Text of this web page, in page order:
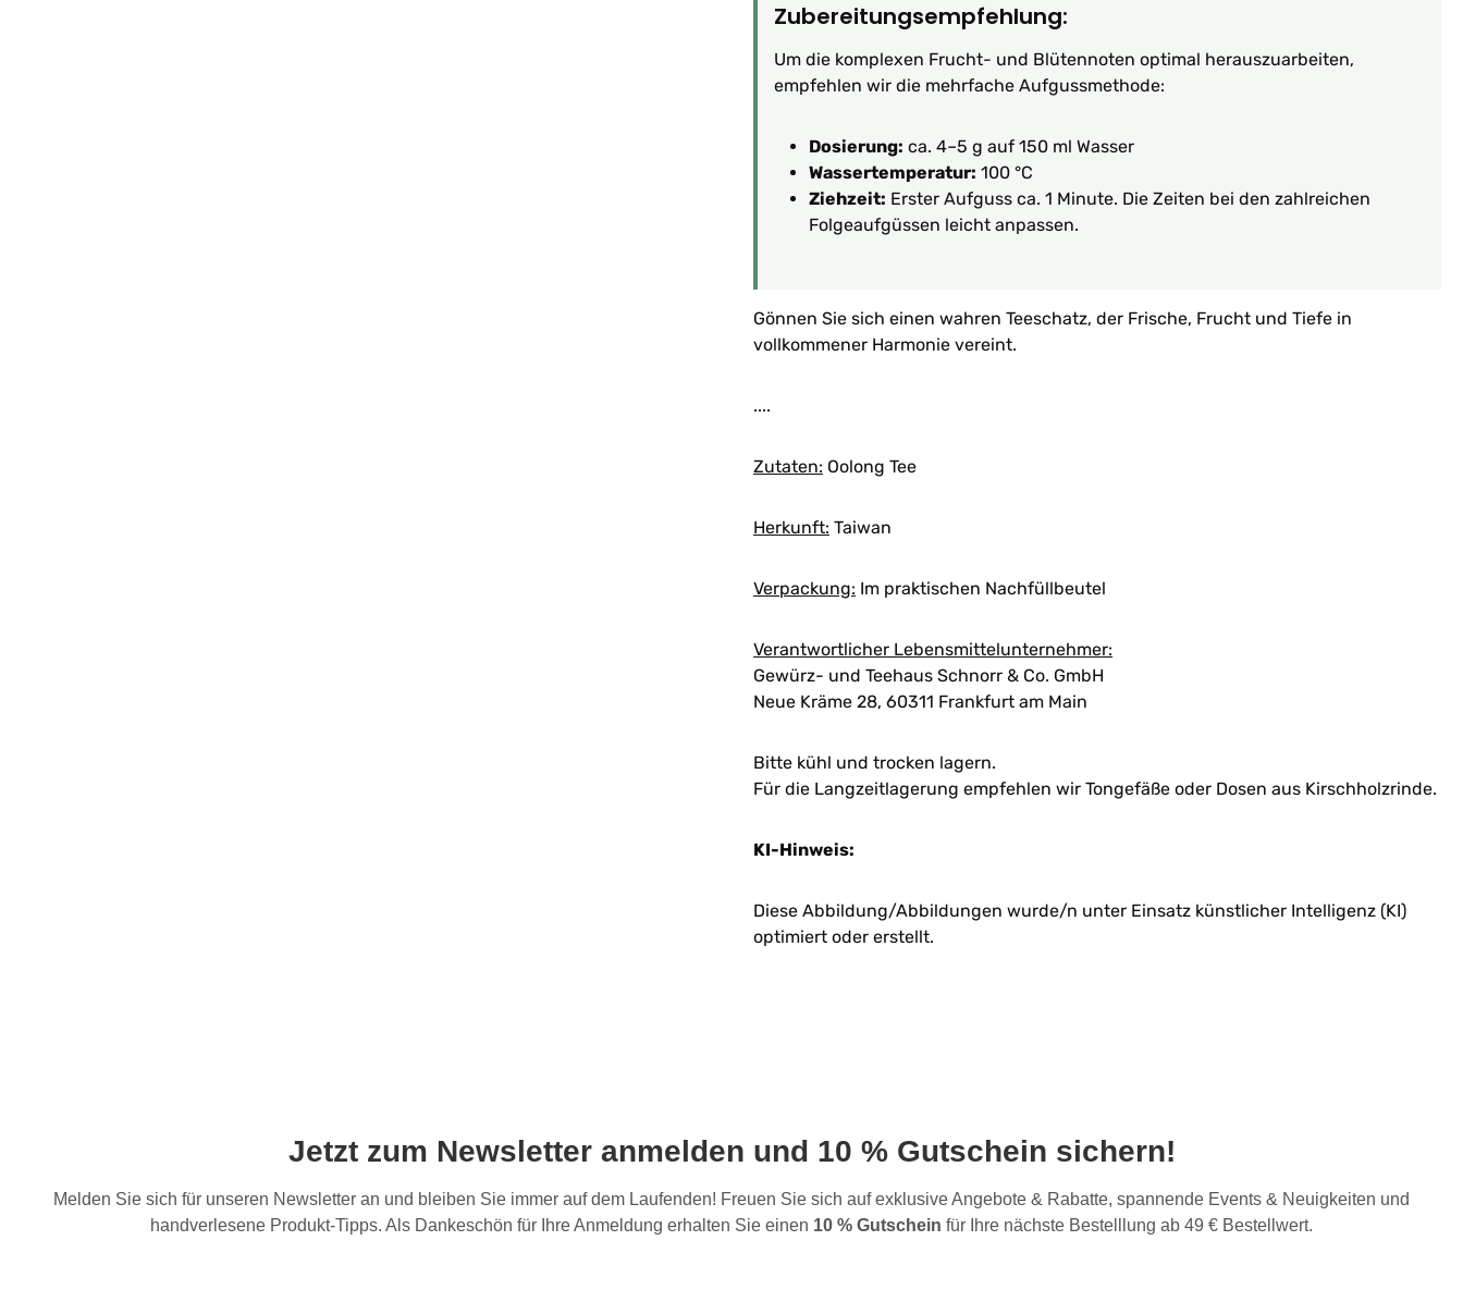
Zubereitungsempfehlung:
Um die komplexen Frucht- und Blütennoten optimal herauszuarbeiten,
empfehlen wir die mehrfache Aufgussmethode:
Dosierung: ca. 4–5 g auf 150 ml Wasser
Wassertemperatur: 100 °C
Ziehzeit: Erster Aufguss ca. 1 Minute. Die Zeiten bei den zahlreichen
Folgeaufgüssen leicht anpassen.
Gönnen Sie sich einen wahren Teeschatz, der Frische, Frucht und Tiefe in
vollkommener Harmonie vereint.
....
Zutaten: Oolong Tee
Herkunft: Taiwan
Verpackung: Im praktischen Nachfüllbeutel
Verantwortlicher Lebensmittelunternehmer:
Gewürz- und Teehaus Schnorr & Co. GmbH
Neue Kräme 28, 60311 Frankfurt am Main
Bitte kühl und trocken lagern.
Für die Langzeitlagerung empfehlen wir Tongefäße oder Dosen aus Kirschholzrinde.
KI-Hinweis:
Diese Abbildung/Abbildungen wurde/n unter Einsatz künstlicher Intelligenz (KI)
optimiert oder erstellt.
Jetzt zum Newsletter anmelden und 10 % Gutschein sichern!
Melden Sie sich für unseren Newsletter an und bleiben Sie immer auf dem Laufenden! Freuen Sie sich auf exklusive Angebote & Rabatte, spannende Events & Neuigkeiten und
handverlesene Produkt-Tipps. Als Dankeschön für Ihre Anmeldung erhalten Sie einen 10 % Gutschein für Ihre nächste Bestelllung ab 49 € Bestellwert.